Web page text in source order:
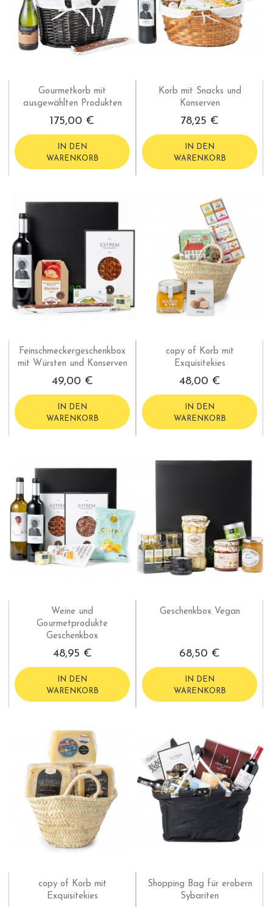
Gourmetkorb mit
ausgewählten Produkten
175,00 €
IN DEN
WARENKORB
Korb mit Snacks und
Konserven
78,25 €
IN DEN
WARENKORB
Feinschmeckergeschenkbox
mit Würsten und Konserven
49,00 €
IN DEN
WARENKORB
copy of Korb mit
Exquisitekies
48,00 €
IN DEN
WARENKORB
Weine und
Gourmetprodukte
Geschenkbox
48,95 €
IN DEN
WARENKORB
Geschenkbox Vegan
68,50 €
IN DEN
WARENKORB
copy of Korb mit
Exquisitekies
Shopping Bag für erobern
Sybariten